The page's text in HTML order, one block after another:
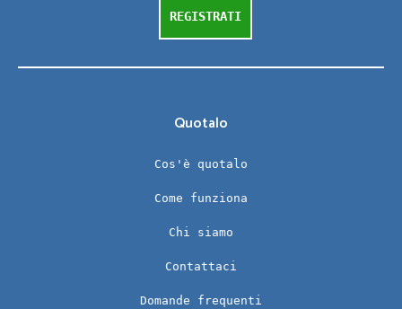
REGISTRATI
Quotalo
Cos'è quotalo
Come funziona
Chi siamo
Contattaci
Domande frequenti